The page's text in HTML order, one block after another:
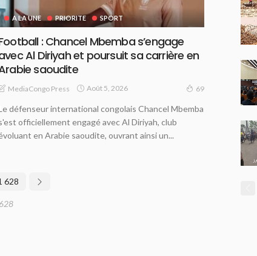
A LA UNE PRIORITE SPORT
: Chancel Mbemba s’engage
Al Diriyah et poursuit sa carrière en
saoudite
MediaCongo Press Août 5, 2026 69
défenseur international congolais Chancel Mbemba
officiellement engagé avec Al Diriyah, club
en Arabie saoudite, ouvrant ainsi un...
628